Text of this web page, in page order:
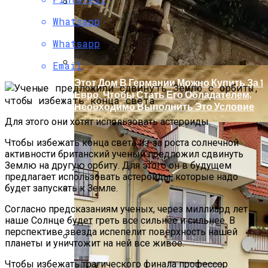
Бетонные Сваи: Особенности
Применения И Устройство
Как Безопасно Довезти Елку До Дома
Британские Спецслужбы Просят Всех
Этот Дом В Германии Можно Купить За 1
Евро. Чтобы Стать Его Обладателем,
Необходимо Выполнить Это Условие
Whatsapp
Whatsapp
Email
Для этого они хотят использовать астероиды.
Чтобы избежать конца света из-за роста солнечной
активности британский ученый предложил сдвинуть
Землю на другую орбиту. Для этого он в будущем
предлагает использовать астероиды, которые надо
будет запускать к Земле.
Согласно предсказаниям ученых, через миллиард лет
наше Солнце будет греть все сильнее и сильнее. В
перспективе звезда испепелит поверхность нашей
планеты и уничтожит на ней все живое.
Чтобы избежать трагического финала профессор